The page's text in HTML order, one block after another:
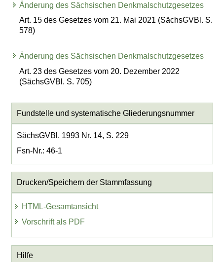
Änderung des Sächsischen Denkmalschutzgesetzes
Art. 15 des Gesetzes vom 21. Mai 2021 (SächsGVBl. S.
578)
Änderung des Sächsischen Denkmalschutzgesetzes
Art. 23 des Gesetzes vom 20. Dezember 2022
(SächsGVBl. S. 705)
Fundstelle und systematische Gliederungsnummer
SächsGVBl. 1993 Nr. 14, S. 229
Fsn-Nr.: 46-1
Drucken/Speichern der Stammfassung
HTML-Gesamtansicht
Vorschrift als PDF
Hilfe